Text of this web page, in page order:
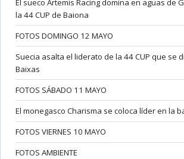
la 44 CUP de Baiona
FOTOS DOMINGO 12 MAYO
Suecia asalta el liderato de la 44 CUP que se
Baixas
FOTOS SÁBADO 11 MAYO
El monegasco Charisma se coloca líder en la
FOTOS VIERNES 10 MAYO
FOTOS AMBIENTE